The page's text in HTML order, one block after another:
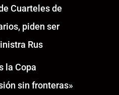
Cuarteles de
piden ser
Rus
la Copa
sin fronteras»